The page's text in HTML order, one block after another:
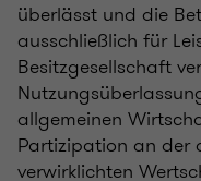
überlässt und die
ausschließlich für
Besitzgesellschaft
allgemeinen
Partizipation an der
verwirklichten